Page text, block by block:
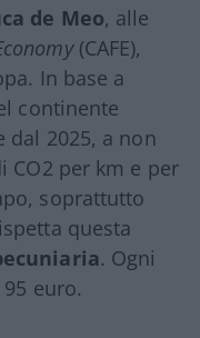
de Meo, alle
(CAFE),
In base a
continente
dal 2025, a non
CO2 per km e per
soprattutto
questa
. Ogni
euro.